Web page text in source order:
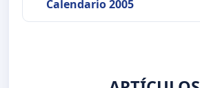
Calendario 2005